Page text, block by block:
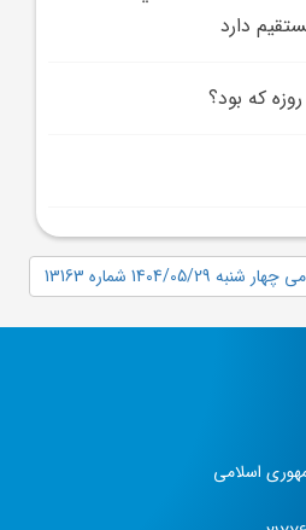
دارد
05/29 شماره 13163
اسلامی